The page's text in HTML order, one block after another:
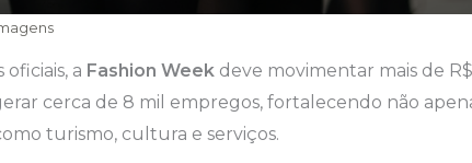
a Fashion Weekdeve movimentar mais de
cerca de 8 mil empregos, fortalecendo não
turismo, cultura e serviços.